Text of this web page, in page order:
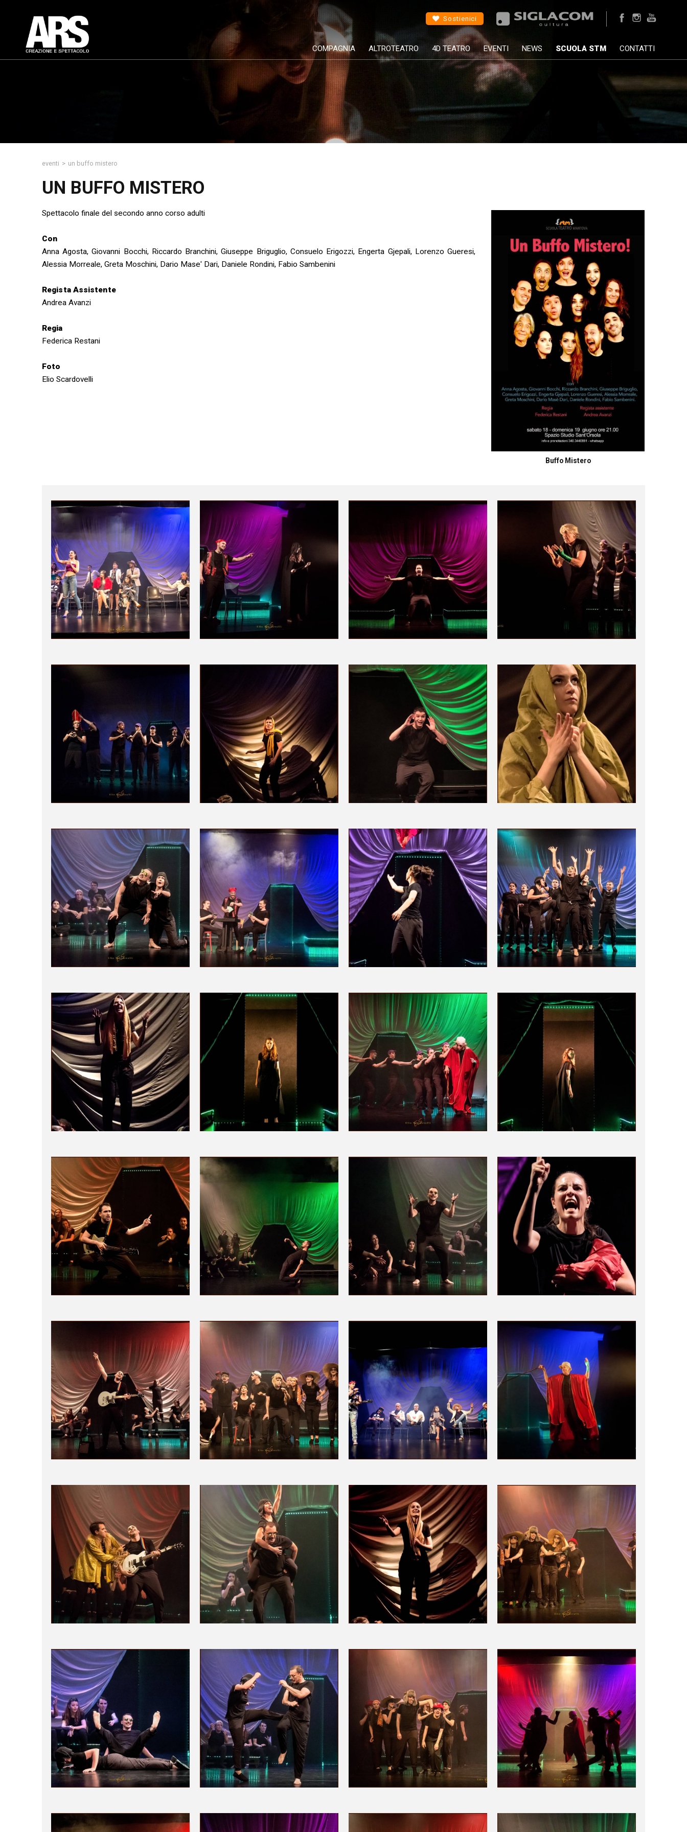
Sostienici
COMPAGNIA ALTROTEATRO 4D TEATRO EVENTI NEWS SCUOLA STM CONTATTI
eventi > un buffo mistero
UN BUFFO MISTERO
Buffo Mistero
Spettacolo finale del secondo anno corso adulti
Con
Anna Agosta, Giovanni Bocchi, Riccardo Branchini, Giuseppe Briguglio, Consuelo Erigozzi, Engerta Gjepali, Lorenzo Gueresi,
Alessia Morreale, Greta Moschini, Dario Mase' Dari, Daniele Rondini, Fabio Sambenini
Regista Assistente
Andrea Avanzi
Regia
Federica Restani
Foto
Elio Scardovelli